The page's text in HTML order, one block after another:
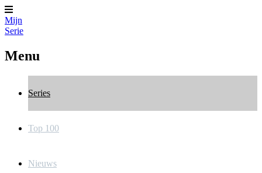
Mijn
Serie
Menu
Series
Top 100
Nieuws